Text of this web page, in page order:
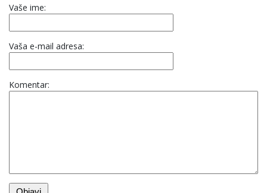
Vaše ime:
Vaša e-mail adresa:
Komentar: